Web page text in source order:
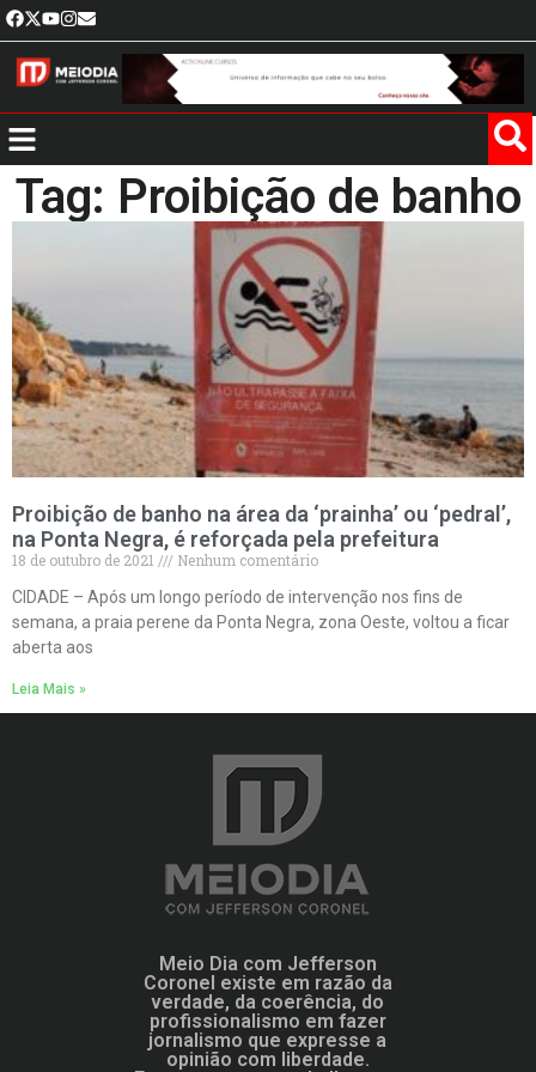
Tag: Proibição de banho
Proibição de banho na área da ‘prainha’ ou ‘pedral’,
na Ponta Negra, é reforçada pela prefeitura
18 de outubro de 2021
Nenhum comentário
CIDADE – Após um longo período de intervenção nos fins de
semana, a praia perene da Ponta Negra, zona Oeste, voltou a ficar
aberta aos
Leia Mais »
Meio Dia com Jefferson
Coronel existe em razão da
verdade, da coerência, do
profissionalismo em fazer
jornalismo que expresse a
opinião com liberdade.